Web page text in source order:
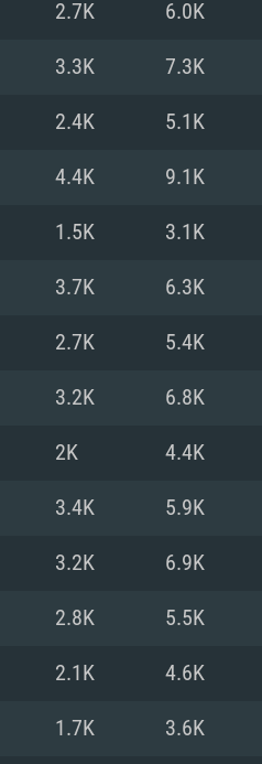
11: AMD
660. La
le jeu est de
supportés)
(Mac), ou
minimale
les derniers
pour AMD
haut débit
2.7K 6.0K
3.3K 7.3K
2.4K 5.1K
4.4K 9.1K
1.5K 3.1K
3.7K 6.3K
2.7K 5.4K
3.2K 6.8K
2K 4.4K
3.4K 5.9K
3.2K 6.9K
2.8K 5.5K
2.1K 4.6K
1.7K 3.6K